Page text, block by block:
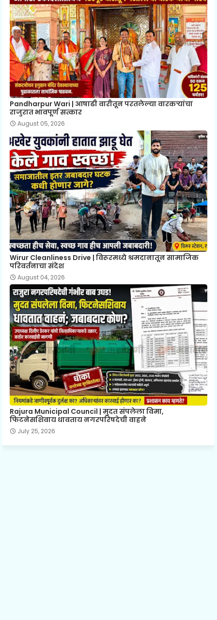
Pandharpur Wari | आषाढी वारीतून परतलेल्या वारकऱ्यांचा
राजुरात भावपूर्ण सत्कार
August 05, 2026
Wirur Cleanliness Drive | विरूरमध्ये श्रमदानातून सामाजिक
परिवर्तनाचा संदेश
August 04, 2026
Rajura Municipal Council | मुदत संपलेला विमा,
फिटनेसशिवाय धावताय नगरपरिषदेची वाहने
July 25, 2026